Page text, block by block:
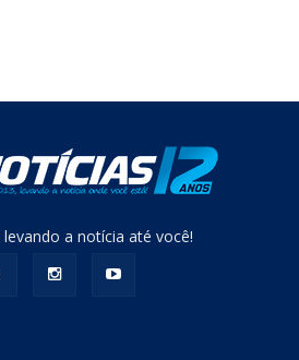
levando a notícia até você!